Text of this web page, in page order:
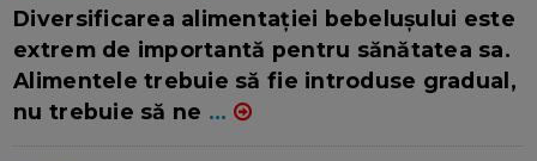
Diversificarea alimentației bebelușului este
extrem de importantă pentru sănătatea sa.
Alimentele trebuie să fie introduse gradual,
nu trebuie să ne ...